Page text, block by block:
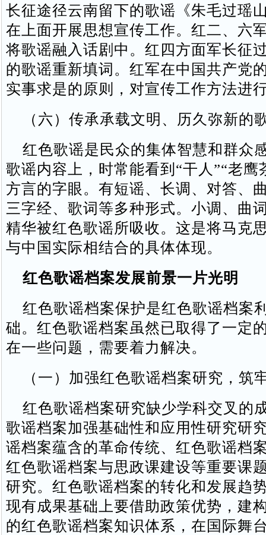
长征途径云南留下的歌谣《朱毛过瑶
在上面开展思想宣传工作。红二、六
将歌谣融入话剧中。红四方面军长征
的歌谣重新填词。红军在中国共产党
实事求是的原则，对宣传工作方法进
（六）传承承载文明、历久弥新的
红色歌谣是民众的集体智慧和群众
歌谣内容上，时常能看到“干人”“老鹰
方言的字眼。有短谣、长调、对答、
三字经、歌词等多种形式。小调、曲
精华被红色歌谣所吸收。这是将马克
与中国实际相结合的具体体现。
红色歌谣档案发展前景一片光明
红色歌谣档案保护是红色歌谣档案
础。红色歌谣档案虽然已取得了一定
在一些问题，需要着力解决。
（一）加强红色歌谣档案研究，筑
红色歌谣档案研究缺少学科交叉的
歌谣档案加强基础性和应用性研究研
谣档案蕴含的革命传统、红色歌谣档
红色歌谣档案与思政课建设等重要课
研究。红色歌谣档案的转化和发展趋
现有成果基础上要借助政策优势，建
的红色歌谣档案知识体系，在国际舞